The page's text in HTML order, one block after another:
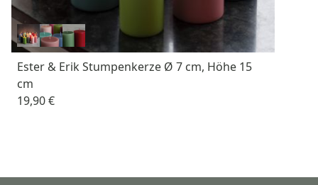
Ester & Erik Stumpenkerze Ø 7 cm, Höhe 15
cm
19,90 €